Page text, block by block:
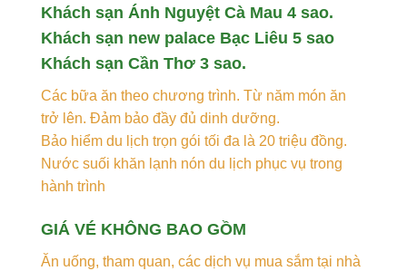
Khách sạn Ánh Nguyệt Cà Mau 4 sao.
Khách sạn new palace Bạc Liêu 5 sao
Khách sạn Cần Thơ 3 sao.
Các bữa ăn theo chương trình. Từ năm món ăn
trở lên. Đảm bảo đầy đủ dinh dưỡng.
Bảo hiểm du lịch trọn gói tối đa là 20 triệu đồng.
Nước suối khăn lạnh nón du lịch phục vụ trong
hành trình
GIÁ VÉ KHÔNG BAO GỒM
Ăn uống, tham quan, các dịch vụ mua sắm tại nhà